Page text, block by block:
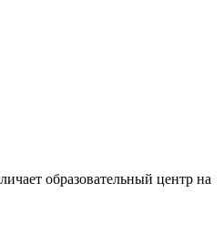
образовательный центр на